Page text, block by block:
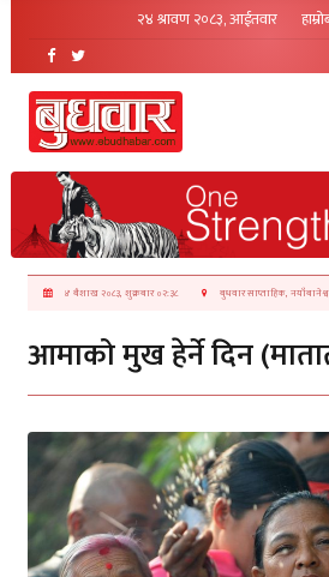
२४ श्रावण २०८३, आईतवार
४ बैशाख २०८३, शुक्रबार ०२:३८ बुधवार साप्ताहिक,
आमाको मुख हेर्ने दिन